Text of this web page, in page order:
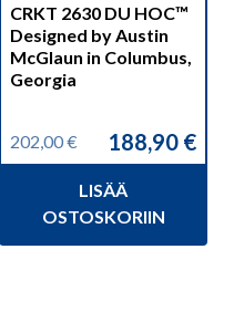
CRKT 2630 DU HOC™
Designed by Austin
McGlaun in Columbus,
Georgia
202,00€
Alkuperäinen
hinta
202,00 €.
188,90 €
Nykyinen
hinta
188,90 €.
LISÄÄ
OSTOSKORIIN